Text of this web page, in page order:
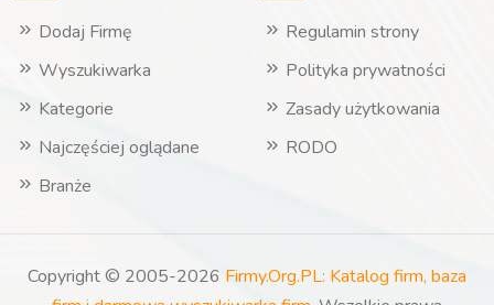
Dodaj Firmę
Wyszukiwarka
Kategorie
Najczęściej oglądane
Branże
Regulamin strony
Polityka prywatności
Zasady użytkowania
RODO
Copyright © 2005-2026 Firmy.Org.PL: Katalog firm, baza